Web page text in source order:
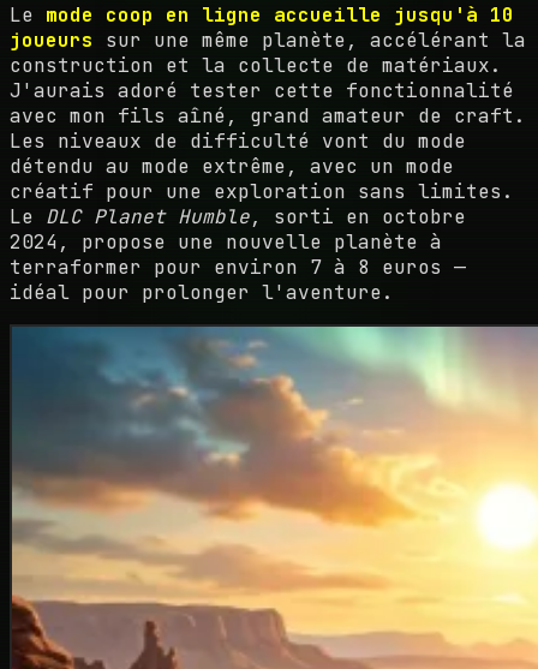
Le mode coop en ligne accueille jusqu'à 10
joueurs sur une même planète, accélérant la
construction et la collecte de matériaux.
J'aurais adoré tester cette fonctionnalité
avec mon fils aîné, grand amateur de craft.
Les niveaux de difficulté vont du mode
détendu au mode extrême, avec un mode
créatif pour une exploration sans limites.
Le DLC Planet Humble, sorti en octobre
2024, propose une nouvelle planète à
terraformer pour environ 7 à 8 euros —
idéal pour prolonger l'aventure.